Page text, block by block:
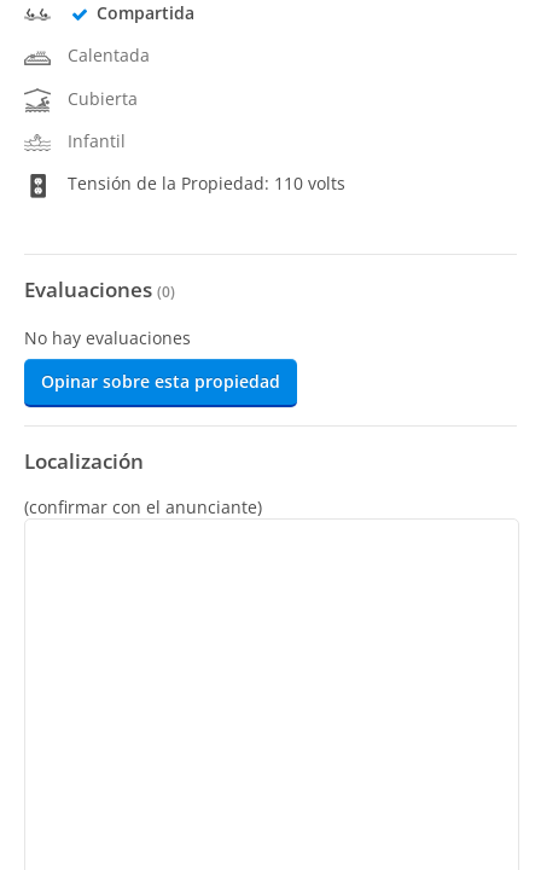
Compartida
Calentada
Cubierta
Infantil
Tensión de la Propiedad: 110 volts
Evaluaciones (0)
No hay evaluaciones
Opinar sobre esta propiedad
Localización
(confirmar con el anunciante)